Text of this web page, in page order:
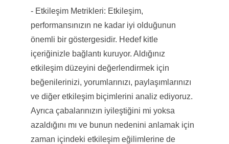
- Etkileşim Metrikleri: Etkileşim,
performansınızın ne kadar iyi olduğunun
önemli bir göstergesidir. Hedef kitle
içeriğinizle bağlantı kuruyor. Aldığınız
etkileşim düzeyini değerlendirmek için
beğenilerinizi, yorumlarınızı, paylaşımlarınızı
ve diğer etkileşim biçimlerini analiz ediyoruz.
Ayrıca çabalarınızın iyileştiğini mi yoksa
azaldığını mı ve bunun nedenini anlamak için
zaman içindeki etkileşim eğilimlerine de